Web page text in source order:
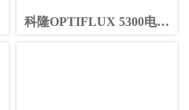
科隆OPTIFLUX 5300电磁